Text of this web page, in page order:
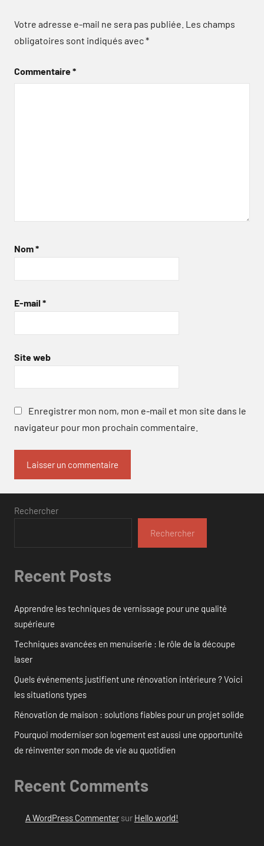
Votre adresse e-mail ne sera pas publiée. Les champs
obligatoires sont indiqués avec*
Commentaire*
Nom*
E-mail *
Site web
Enregistrer mon nom, mon e-mail et mon site dans le
navigateur pour mon prochain commentaire.
Rechercher
Rechercher
Recent Posts
Apprendre les techniques de vernissage pour une qualité
supérieure
Techniques avancées en menuiserie : le rôle de la découpe
laser
Quels événements justifient une rénovation intérieure ? Voici
les situations types
Rénovation de maison : solutions fiables pour un projet solide
Pourquoi moderniser son logement est aussi une opportunité
de réinventer son mode de vie au quotidien
Recent Comments
A WordPress Commentersur Hello world!